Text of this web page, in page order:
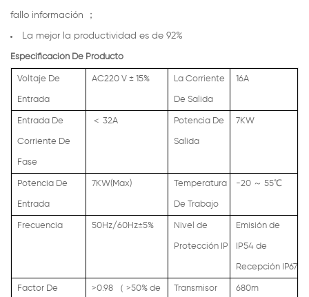
fallo información ；
La mejor la productividad es de 92%
Especificación De Producto
Voltaje De
Entrada
AC220 V ± 15% La Corriente
De Salida
16A
Entrada De
Corriente De
Fase
＜ 32A Potencia De
Salida
7KW
Potencia De
Entrada
7KW(Max) Temperatura
De Trabajo
-20 ～ 55℃
Frecuencia 50Hz/60Hz±5% Nivel de
Protección IP
Emisión de
IP54 de
Recepción IP67
Factor De >0.98 （ >50% de Transmisor 680m